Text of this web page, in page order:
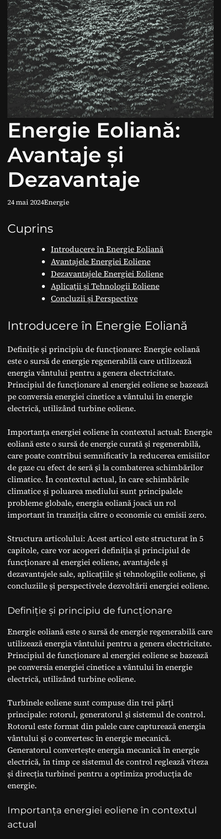
Energie Eoliană:
Avantaje și
Dezavantaje
24 mai 2024Energie
Cuprins
Introducere în Energie Eoliană
Avantajele Energiei Eoliene
Dezavantajele Energiei Eoliene
Aplicații și Tehnologii Eoliene
Concluzii și Perspective
Introducere în Energie Eoliană
Definiție și principiu de funcționare: Energie eoliană
este o sursă de energie regenerabilă care utilizează
energia vântului pentru a genera electricitate.
Principiul de funcționare al energiei eoliene se bazează
pe conversia energiei cinetice a vântului în energie
electrică, utilizând turbine eoliene.
Importanța energiei eoliene în contextul actual: Energie
eoliană este o sursă de energie curată și regenerabilă,
care poate contribui semnificativ la reducerea emisiilor
de gaze cu efect de seră și la combaterea schimbărilor
climatice. În contextul actual, în care schimbările
climatice și poluarea mediului sunt principalele
probleme globale, energia eoliană joacă un rol
important în tranziția către o economie cu emisii zero.
Structura articolului: Acest articol este structurat în 5
capitole, care vor acoperi definiția și principiul de
funcționare al energiei eoliene, avantajele și
dezavantajele sale, aplicațiile și tehnologiile eoliene, și
concluziile și perspectivele dezvoltării energiei eoliene.
Definiție și principiu de funcționare
Energie eoliană este o sursă de energie regenerabilă care
utilizează energia vântului pentru a genera electricitate.
Principiul de funcționare al energiei eoliene se bazează
pe conversia energiei cinetice a vântului în energie
electrică, utilizând turbine eoliene.
Turbinele eoliene sunt compuse din trei părți
principale: rotorul, generatorul și sistemul de control.
Rotorul este format din palele care capturează energia
vântului și o convertesc în energie mecanică.
Generatorul convertește energia mecanică în energie
electrică, în timp ce sistemul de control reglează viteza
și direcția turbinei pentru a optimiza producția de
energie.
Importanța energiei eoliene în contextul
actual